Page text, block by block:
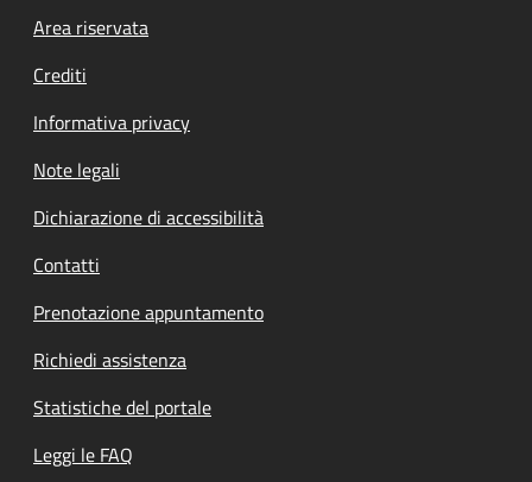
Footer menu
Area riservata
Crediti
Informativa privacy
Note legali
Dichiarazione di accessibilità
Contatti
Prenotazione appuntamento
Richiedi assistenza
Statistiche del portale
Leggi le FAQ